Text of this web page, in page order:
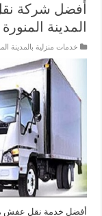
أفضل شركة
المدينة المنورة
خدمات منزلية بالمدينة
أفضل خدمة نقل عفش مع